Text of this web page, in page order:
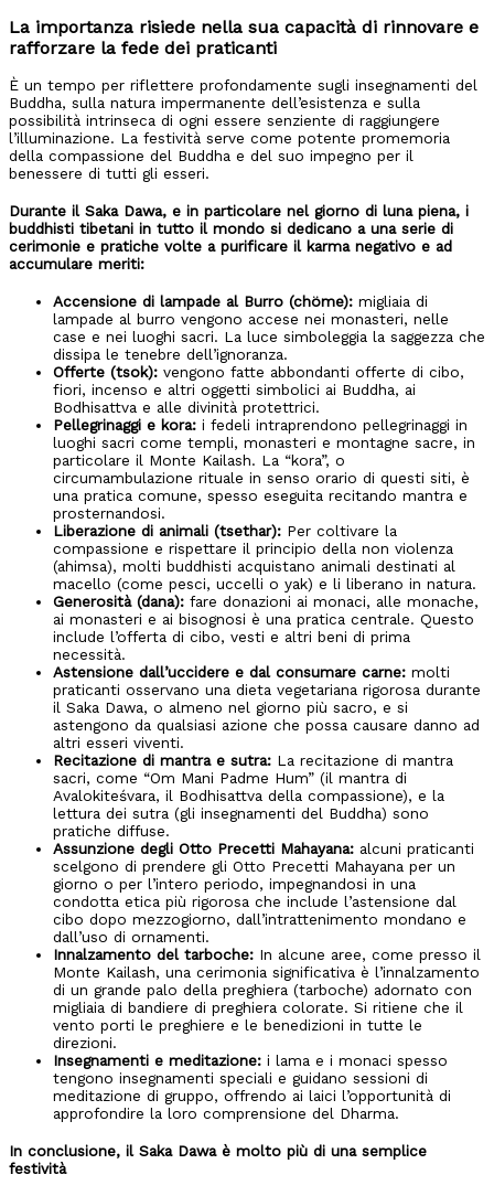
La importanza risiede nella sua capacità di rinnovare e
rafforzare la fede dei praticanti
È un tempo per riflettere profondamente sugli insegnamenti del
Buddha, sulla natura impermanente dell’esistenza e sulla
possibilità intrinseca di ogni essere senziente di raggiungere
l’illuminazione. La festività serve come potente promemoria
della compassione del Buddha e del suo impegno per il
benessere di tutti gli esseri.
Durante il Saka Dawa, e in particolare nel giorno di luna piena, i
buddhisti tibetani in tutto il mondo si dedicano a una serie di
cerimonie e pratiche volte a purificare il karma negativo e ad
accumulare meriti:
Accensione di lampade al Burro (chöme): migliaia di
lampade al burro vengono accese nei monasteri, nelle
case e nei luoghi sacri. La luce simboleggia la saggezza che
dissipa le tenebre dell’ignoranza.
Offerte (tsok): vengono fatte abbondanti offerte di cibo,
fiori, incenso e altri oggetti simbolici ai Buddha, ai
Bodhisattva e alle divinità protettrici.
Pellegrinaggi e kora: i fedeli intraprendono pellegrinaggi in
luoghi sacri come templi, monasteri e montagne sacre, in
particolare il Monte Kailash. La “kora”, o
circumambulazione rituale in senso orario di questi siti, è
una pratica comune, spesso eseguita recitando mantra e
prosternandosi.
Liberazione di animali (tsethar): Per coltivare la
compassione e rispettare il principio della non violenza
(ahimsa), molti buddhisti acquistano animali destinati al
macello (come pesci, uccelli o yak) e li liberano in natura.
Generosità (dana): fare donazioni ai monaci, alle monache,
ai monasteri e ai bisognosi è una pratica centrale. Questo
include l’offerta di cibo, vesti e altri beni di prima
necessità.
Astensione dall’uccidere e dal consumare carne: molti
praticanti osservano una dieta vegetariana rigorosa durante
il Saka Dawa, o almeno nel giorno più sacro, e si
astengono da qualsiasi azione che possa causare danno ad
altri esseri viventi.
Recitazione di mantra e sutra: La recitazione di mantra
sacri, come “Om Mani Padme Hum” (il mantra di
Avalokiteśvara, il Bodhisattva della compassione), e la
lettura dei sutra (gli insegnamenti del Buddha) sono
pratiche diffuse.
Assunzione degli Otto Precetti Mahayana: alcuni praticanti
scelgono di prendere gli Otto Precetti Mahayana per un
giorno o per l’intero periodo, impegnandosi in una
condotta etica più rigorosa che include l’astensione dal
cibo dopo mezzogiorno, dall’intrattenimento mondano e
dall’uso di ornamenti.
Innalzamento del tarboche: In alcune aree, come presso il
Monte Kailash, una cerimonia significativa è l’innalzamento
di un grande palo della preghiera (tarboche) adornato con
migliaia di bandiere di preghiera colorate. Si ritiene che il
vento porti le preghiere e le benedizioni in tutte le
direzioni.
Insegnamenti e meditazione: i lama e i monaci spesso
tengono insegnamenti speciali e guidano sessioni di
meditazione di gruppo, offrendo ai laici l’opportunità di
approfondire la loro comprensione del Dharma.
In conclusione, il Saka Dawa è molto più di una semplice
festività